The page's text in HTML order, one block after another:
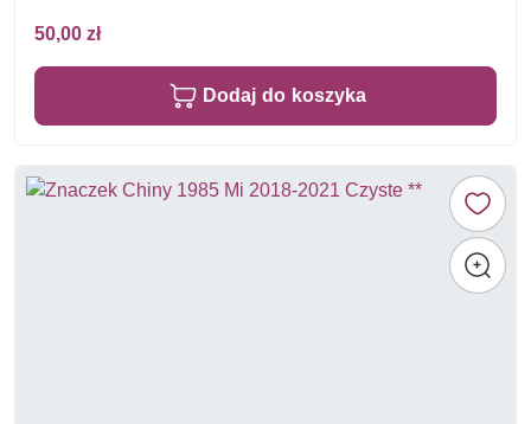
50,00 zł
Dodaj do koszyka